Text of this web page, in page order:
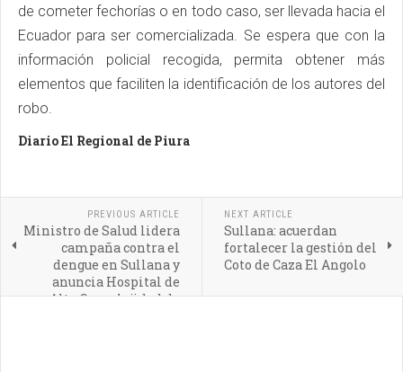
de cometer fechorías o en todo caso, ser llevada hacia el
Ecuador para ser comercializada. Se espera que con la
información policial recogida, permita obtener más
elementos que faciliten la identificación de los autores del
robo.
Diario El Regional de Piura
PREVIOUS ARTICLE
Ministro de Salud lidera
campaña contra el
dengue en Sullana y
anuncia Hospital de
Alta Complejidad de
NEXT ARTICLE
Sullana: acuerdan
fortalecer la gestión del
Coto de Caza El Angolo